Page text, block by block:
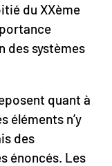
du XXème
des systèmes
quant à
éléments n’y
des
énoncés. Les